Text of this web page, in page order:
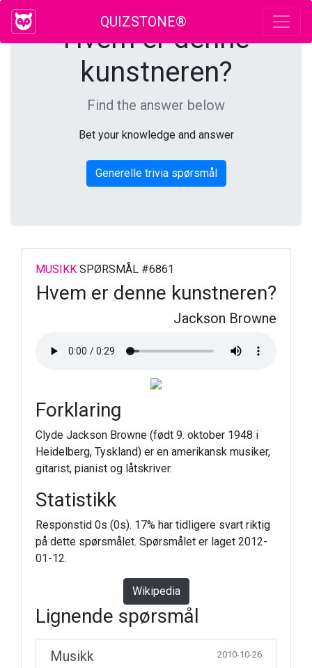
QUIZSTONE®
Hvem er denne
kunstneren?
Find the answer below
Bet your knowledge and answer
Generelle trivia spørsmål
MUSIKK SPØRSMÅL #6861
Hvem er denne kunstneren?
Jackson Browne
Forklaring
Clyde Jackson Browne (født 9. oktober 1948 i
Heidelberg, Tyskland) er en amerikansk musiker,
gitarist, pianist og låtskriver.
Statistikk
Responstid 0s (0s). 17% har tidligere svart riktig
på dette spørsmålet. Spørsmålet er laget 2012-
01-12.
Wikipedia
Lignende spørsmål
Musikk 2010-10-26